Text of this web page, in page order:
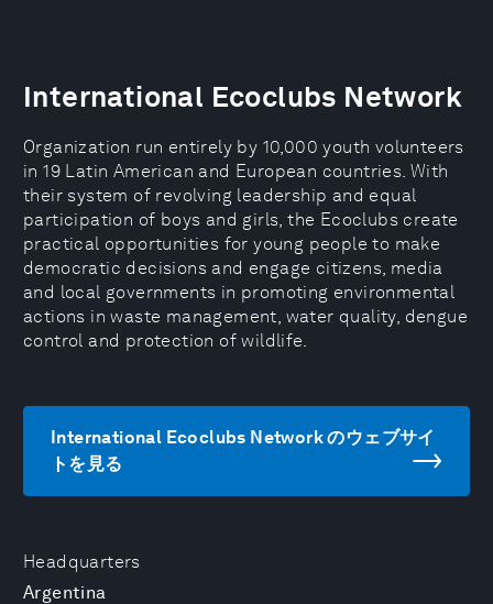
Headquarters
Argentina
International Ecoclubs Network
Organization run entirely by 10,000 youth volunteers
in 19 Latin American and European countries. With
their system of revolving leadership and equal
participation of boys and girls, the Ecoclubs create
practical opportunities for young people to make
democratic decisions and engage citizens, media
and local governments in promoting environmental
actions in waste management, water quality, dengue
control and protection of wildlife.
International Ecoclubs Network のウェブサイ
トを見る